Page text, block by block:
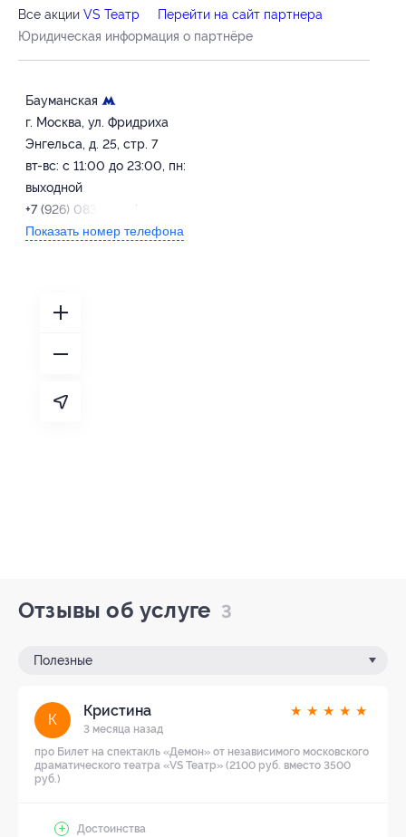
Все акции VS Театр
Перейти на сайт партнера
Юридическая информация о партнёре
Бауманская
г. Москва, ул. Фридриха
Энгельса, д. 25, стр. 7
вт-вс: с 11:00 до 23:00, пн:
выходной
+7 (926) 083-58-27
Показать номер телефона
Отзывы об услуге 3
Полезные
К
Кристина
3 месяца назад
★ ★ ★ ★ ★
про Билет на спектакль «Демон» от независимого московского
драматического театра «VS Театр» (2100 руб. вместо 3500
руб.)
Достоинства